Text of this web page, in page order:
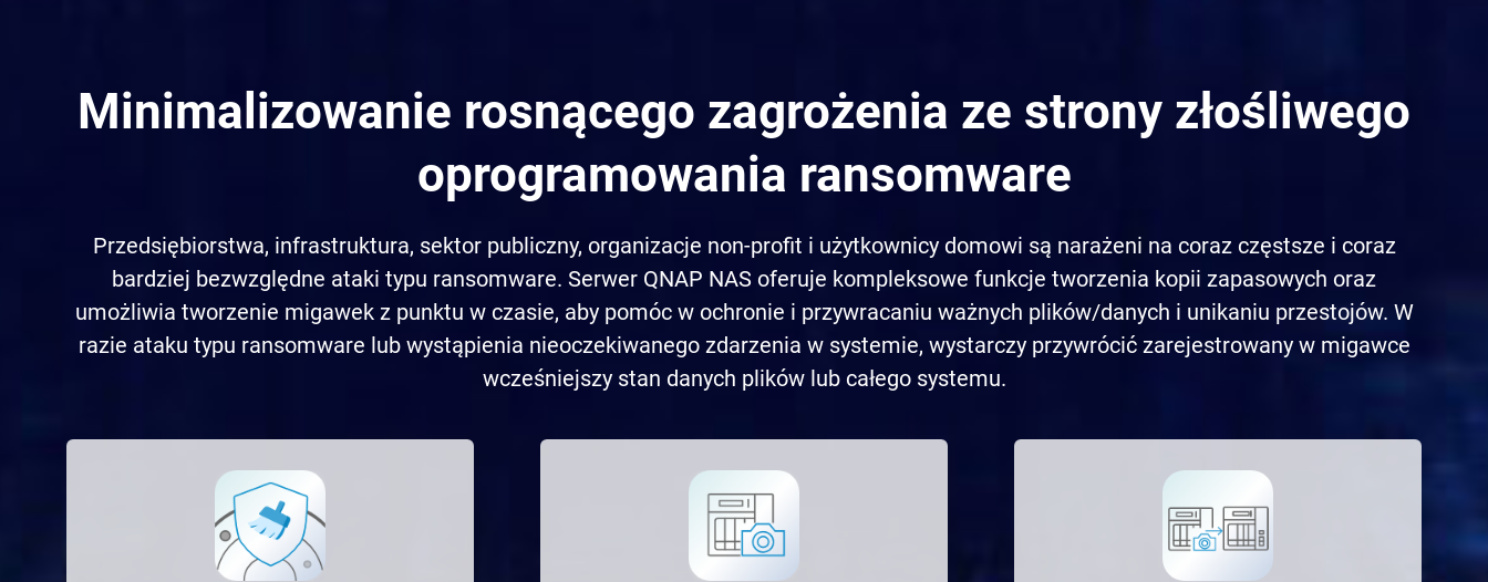
Minimalizowanie rosnącego zagrożenia ze strony złośliwego
oprogramowania ransomware
Przedsiębiorstwa, infrastruktura, sektor publiczny, organizacje non-profit i użytkownicy domowi są narażeni na coraz częstsze i coraz
bardziej bezwzględne ataki typu ransomware. Serwer QNAP NAS oferuje kompleksowe funkcje tworzenia kopii zapasowych oraz
umożliwia tworzenie migawek z punktu w czasie, aby pomóc w ochronie i przywracaniu ważnych plików/danych i unikaniu przestojów. W
razie ataku typu ransomware lub wystąpienia nieoczekiwanego zdarzenia w systemie, wystarczy przywrócić zarejestrowany w migawce
wcześniejszy stan danych plików lub całego systemu.